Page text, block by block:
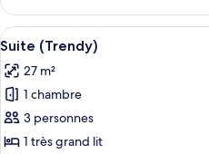
(Trendy
Deluxe)
le
type
de
chambre
Chambre
Deluxe
Deluxe)
Afficher
toutes
les
photos
pour
ce
8
Suite (Trendy)
27 m²
1 chambre
3 personnes
1 très grand lit